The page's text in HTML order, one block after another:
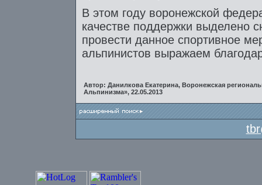
В этом году воронежской
качестве поддержки выделено
провести данное спортивное
альпинистов выражаем
Автор: Данилкова Екатерина, Воронежская
Альпинизма», 22.05.2013